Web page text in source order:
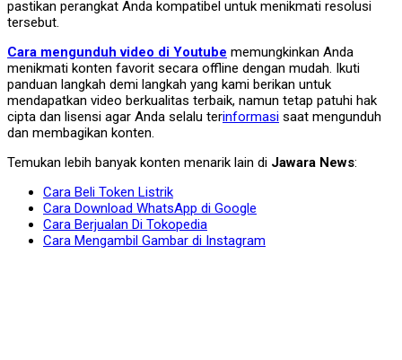
pastikan perangkat Anda kompatibel untuk menikmati resolusi
tersebut.
Cara mengunduh video di Youtube memungkinkan Anda
menikmati konten favorit secara offline dengan mudah. Ikuti
panduan langkah demi langkah yang kami berikan untuk
mendapatkan video berkualitas terbaik, namun tetap patuhi hak
cipta dan lisensi agar Anda selalu terinformasi saat mengunduh
dan membagikan konten.
Temukan lebih banyak konten menarik lain di Jawara News:
Cara Beli Token Listrik
Cara Download WhatsApp di Google
Cara Berjualan Di Tokopedia
Cara Mengambil Gambar di Instagram